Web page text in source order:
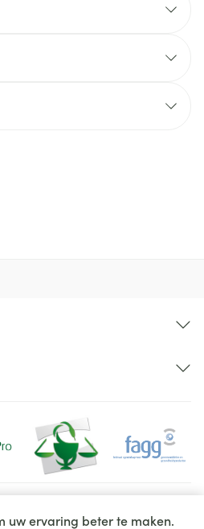
uw ervaring beter te maken.
(15°C - 25°C)